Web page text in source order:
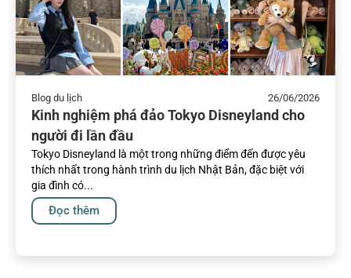
Blog du lịch 26/06/2026
Kinh nghiệm phá đảo Tokyo Disneyland cho
người đi lần đầu
Tokyo Disneyland là một trong những điểm đến được yêu
thích nhất trong hành trình du lịch Nhật Bản, đặc biệt với
gia đình có...
Đọc thêm